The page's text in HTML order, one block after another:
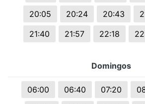
20:05
20:24 20:43
21:40
21:57 22:18
Domingos
06:00 06:40 07:20